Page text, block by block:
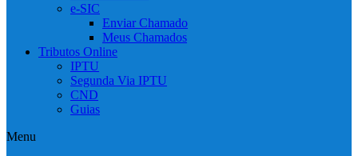
e-SIC
Enviar Chamado
Meus Chamados
Tributos Online
IPTU
Segunda Via IPTU
CND
Guias
Menu